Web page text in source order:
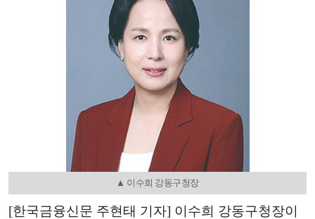
▲ 이수희 강동구청장
[한국금융신문 주현태 기자] 이수희 강동구청장이